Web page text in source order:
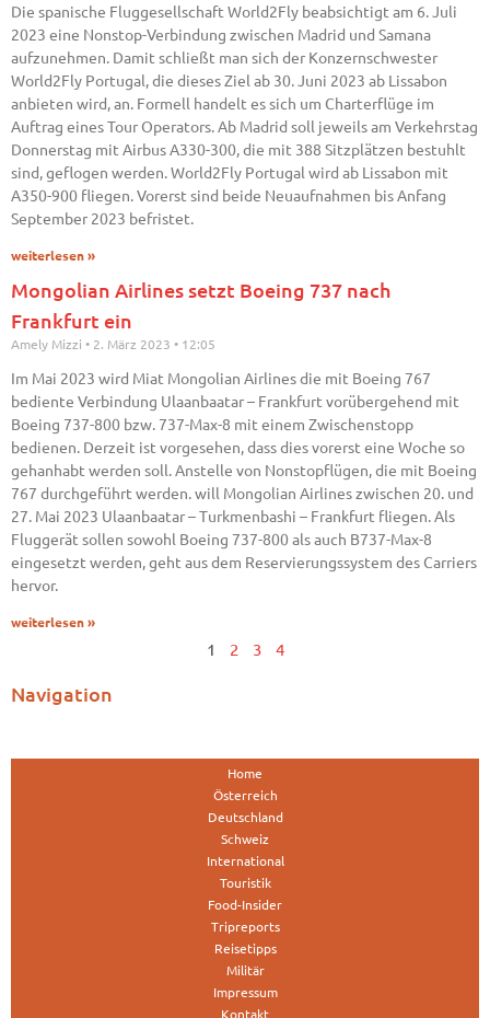
Die spanische Fluggesellschaft World2Fly beabsichtigt am 6. Juli
2023 eine Nonstop-Verbindung zwischen Madrid und Samana
aufzunehmen. Damit schließt man sich der Konzernschwester
World2Fly Portugal, die dieses Ziel ab 30. Juni 2023 ab Lissabon
anbieten wird, an. Formell handelt es sich um Charterflüge im
Auftrag eines Tour Operators. Ab Madrid soll jeweils am Verkehrstag
Donnerstag mit Airbus A330-300, die mit 388 Sitzplätzen bestuhlt
sind, geflogen werden. World2Fly Portugal wird ab Lissabon mit
A350-900 fliegen. Vorerst sind beide Neuaufnahmen bis Anfang
September 2023 befristet.
weiterlesen »
Mongolian Airlines setzt Boeing 737 nach
Frankfurt ein
Amely Mizzi 2. März 2023 12:05
Im Mai 2023 wird Miat Mongolian Airlines die mit Boeing 767
bediente Verbindung Ulaanbaatar – Frankfurt vorübergehend mit
Boeing 737-800 bzw. 737-Max-8 mit einem Zwischenstopp
bedienen. Derzeit ist vorgesehen, dass dies vorerst eine Woche so
gehanhabt werden soll. Anstelle von Nonstopflügen, die mit Boeing
767 durchgeführt werden. will Mongolian Airlines zwischen 20. und
27. Mai 2023 Ulaanbaatar – Turkmenbashi – Frankfurt fliegen. Als
Fluggerät sollen sowohl Boeing 737-800 als auch B737-Max-8
eingesetzt werden, geht aus dem Reservierungssystem des Carriers
hervor.
weiterlesen »
1 2 3 4
Navigation
Home
Österreich
Deutschland
Schweiz
International
Touristik
Food-Insider
Tripreports
Reisetipps
Militär
Impressum
Kontakt